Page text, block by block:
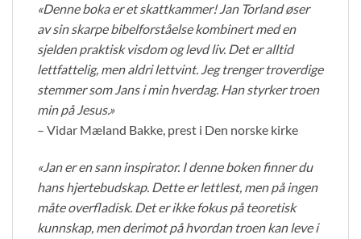
«Denne boka er et skattkammer! Jan Torland øser
av sin skarpe bibelforståelse kombinert med en
sjelden praktisk visdom og levd liv. Det er alltid
lettfattelig, men aldri lettvint. Jeg trenger troverdige
stemmer som Jans i min hverdag. Han styrker troen
min på Jesus.»
– Vidar Mæland Bakke, prest i Den norske kirke
«Jan er en sann inspirator. I denne boken finner du
hans hjertebudskap. Dette er lettlest, men på ingen
måte overfladisk. Det er ikke fokus på teoretisk
kunnskap, men derimot på hvordan troen kan leve i